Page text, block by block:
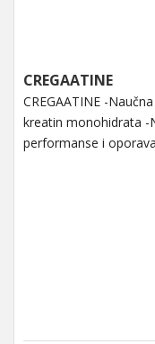
CREGAATINE
CREGAATINE -
kreatin monohidrata -
performanse i